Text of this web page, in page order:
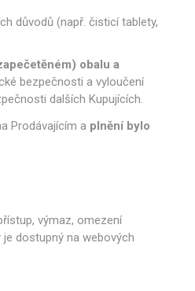
důvodů (např. čisticí tablety,
obalu a
bezpečnosti a vyloučení
dalších Kupujících.
Prodávajícím a plnění bylo
výmaz, omezení
je dostupný na webových